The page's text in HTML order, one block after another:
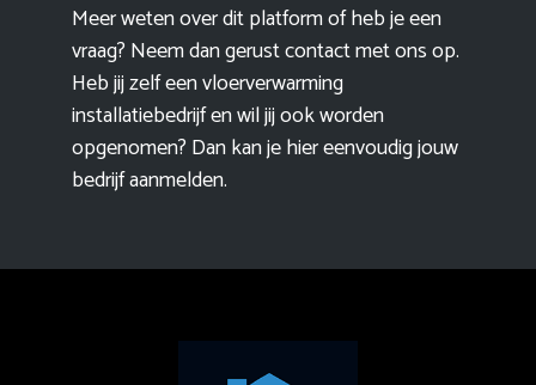
Meer weten over dit platform of heb je een
vraag? Neem dan gerust contact met ons op.
Heb jij zelf een vloerverwarming
installatiebedrijf en wil jij ook worden
opgenomen? Dan kan je hier eenvoudigjouw
bedrijf aanmelden.